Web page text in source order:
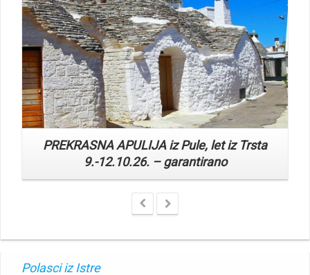
PREKRASNA APULIJA iz Pule, let iz Trsta
9.-12.10.26. – garantirano